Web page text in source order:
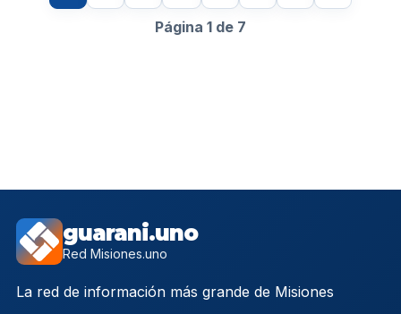
Página 1 de 7
guarani.uno
Red Misiones.uno
La red de información más grande de Misiones